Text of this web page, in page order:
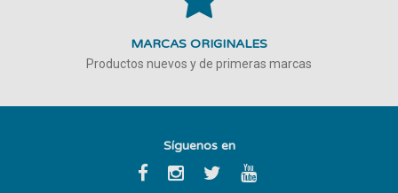
MARCAS ORIGINALES
Productos nuevos y de primeras marcas
Síguenos en